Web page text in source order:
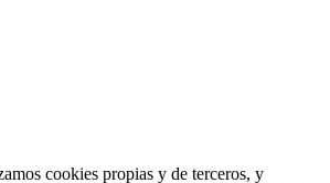
cookies propias y de terceros, y